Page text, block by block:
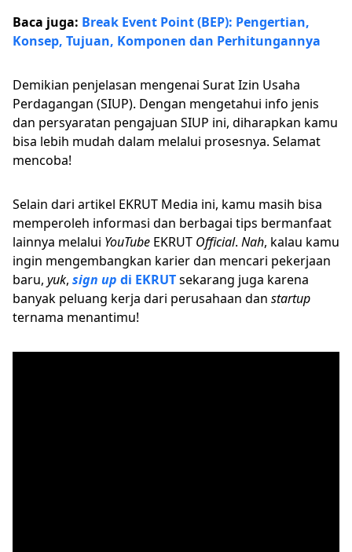
Baca juga: Break Event Point (BEP): Pengertian,
Konsep, Tujuan, Komponen dan Perhitungannya
Demikian penjelasan mengenai Surat Izin Usaha
Perdagangan (SIUP). Dengan mengetahui info jenis
dan persyaratan pengajuan SIUP ini, diharapkan kamu
bisa lebih mudah dalam melalui prosesnya. Selamat
mencoba!
Selain dari artikel EKRUT Media ini, kamu masih bisa
memperoleh informasi dan berbagai tips bermanfaat
lainnya melalui YouTube EKRUT Official. Nah, kalau kamu
ingin mengembangkan karier dan mencari pekerjaan
baru, yuk, sign up di EKRUTsekarang juga karena
banyak peluang kerja dari perusahaan dan startup
ternama menantimu!